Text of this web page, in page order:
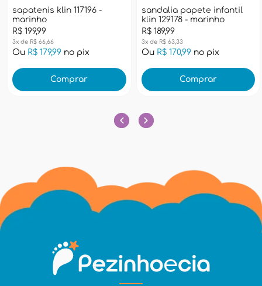
sapatenis klin 117196 -
marinho
R$ 199,99
3x de R$ 66,66
Ou R$ 179,99 no pix
Comprar
sandalia papete infantil
klin 129178 - marinho
R$ 189,99
3x de R$ 63,33
Ou R$ 170,99no pix
Comprar